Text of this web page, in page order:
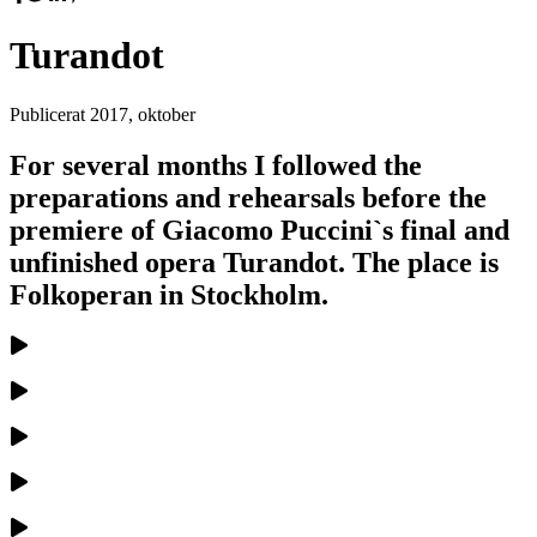
Turandot
Publicerat 2017, oktober
For several months I followed the
preparations and rehearsals before the
premiere of Giacomo Puccini`s final and
unfinished opera Turandot. The place is
Folkoperan in Stockholm.